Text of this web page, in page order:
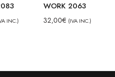
INC.)
WORK 2063
32,00€ (IVA INC.)